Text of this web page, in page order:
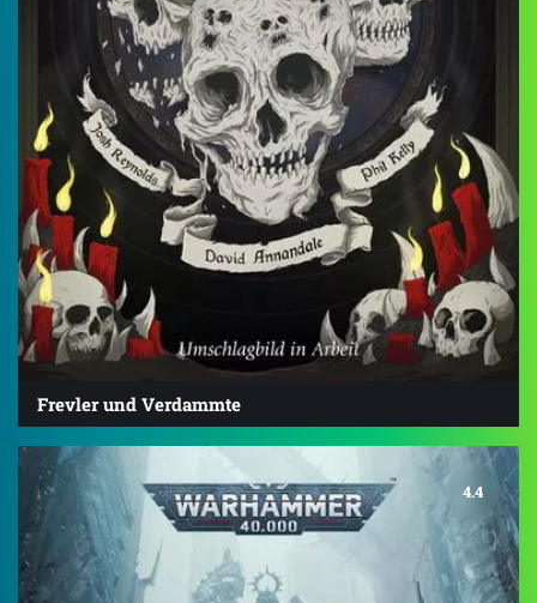
Frevler und Verdammte
4.4